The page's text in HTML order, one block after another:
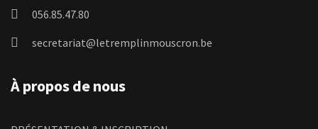
056.85.47.80
secretariat@letremplinmouscron.be
À propos de nous